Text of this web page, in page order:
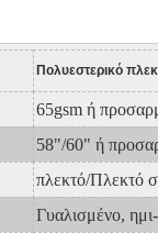
Πολυεστερικό
65gsm ή
58"/60" ή
πλεκτό/Πλεκτό
Γυαλισμένο,